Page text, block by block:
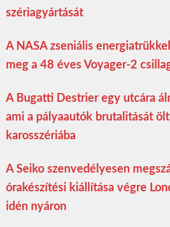
szériagyártását
A NASA zseniális
meg a 48 éves Voyager-2
A Bugatti Destrier egy utcára
ami a pályaautók brutalitását
karosszériába
A Seiko szenvedélyesen
órakészítési kiállítása végre
idén nyáron